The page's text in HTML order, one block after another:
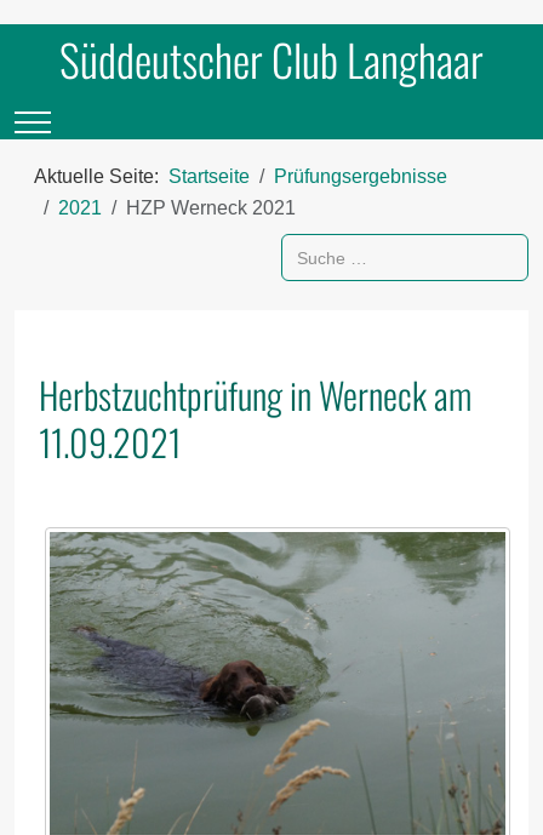
Süddeutscher Club Langhaar
Mobile Menu Toggle
Aktuelle Seite: Startseite
Prüfungsergebnisse
2021
HZP Werneck 2021
Suchen
Herbstzuchtprüfung in Werneck am
11.09.2021